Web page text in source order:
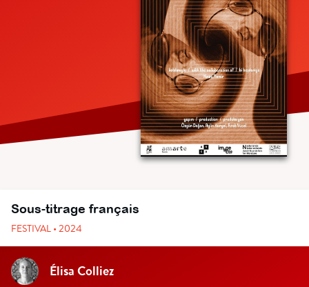
Sous-titrage français
FESTIVAL • 2024
Élisa Colliez